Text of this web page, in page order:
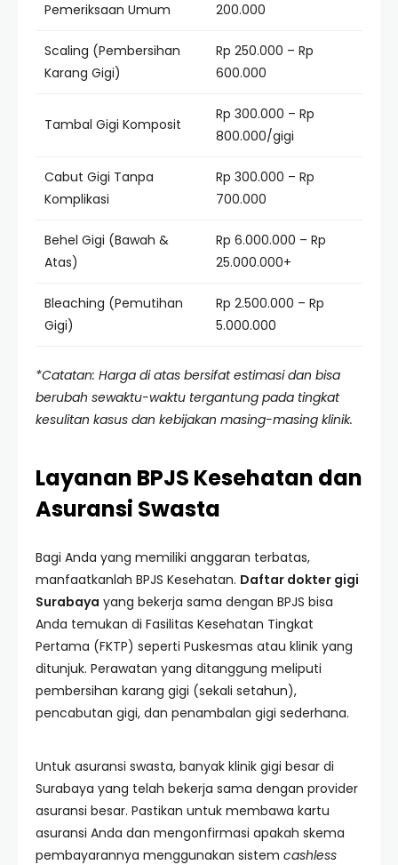
Pemeriksaan Umum 200.000
Scaling (Pembersihan
Karang Gigi)
Rp 250.000 – Rp
600.000
Tambal Gigi Komposit
Rp 300.000 – Rp
800.000/gigi
Cabut Gigi Tanpa
Komplikasi
Rp 300.000 – Rp
700.000
Behel Gigi (Bawah &
Atas)
Rp 6.000.000 – Rp
25.000.000+
Bleaching (Pemutihan
Gigi)
Rp 2.500.000 – Rp
5.000.000
*Catatan: Harga di atas bersifat estimasi dan bisa
berubah sewaktu-waktu tergantung pada tingkat
kesulitan kasus dan kebijakan masing-masing klinik.
Layanan BPJS Kesehatan dan
Asuransi Swasta
Bagi Anda yang memiliki anggaran terbatas,
manfaatkanlah BPJS Kesehatan. Daftar dokter gigi
Surabaya yang bekerja sama dengan BPJS bisa
Anda temukan di Fasilitas Kesehatan Tingkat
Pertama (FKTP) seperti Puskesmas atau klinik yang
ditunjuk. Perawatan yang ditanggung meliputi
pembersihan karang gigi (sekali setahun),
pencabutan gigi, dan penambalan gigi sederhana.
Untuk asuransi swasta, banyak klinik gigi besar di
Surabaya yang telah bekerja sama dengan provider
asuransi besar. Pastikan untuk membawa kartu
asuransi Anda dan mengonfirmasi apakah skema
pembayarannya menggunakan sistem cashless